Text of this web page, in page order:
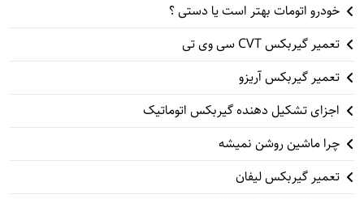
خودرو اتومات بهتر است یا دستی ؟
تعمیر گیربکس CVT سی وی تی
تعمیر گیربکس آریزو
اجزای تشکیل دهنده گیربکس اتوماتیک
چرا ماشین روشن نمیشه
تعمیر گیربکس لیفان